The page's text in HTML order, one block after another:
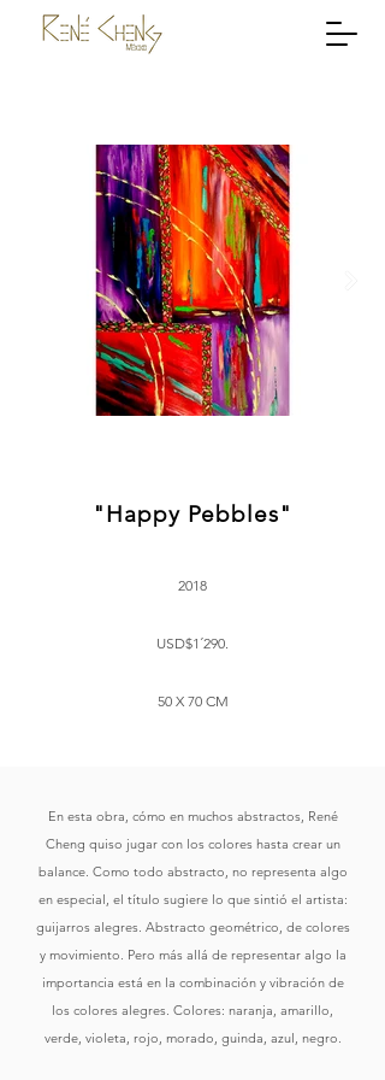
"Happy Pebbles"
2018
USD$1´290.
​50 X 70 CM
En esta obra, cómo en muchos abstractos, René
Cheng quiso jugar con los colores hasta crear un
balance. Como todo abstracto, no representa algo
en especial, el título sugiere lo que sintió el artista:
guijarros alegres. Abstracto geométrico, de colores
y movimiento. Pero más allá de representar algo la
importancia está en la combinación y vibración de
los colores alegres. Colores: naranja, amarillo,
verde, violeta, rojo, morado, guinda, azul, negro.